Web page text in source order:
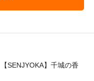
SENJYOKA】千城の香